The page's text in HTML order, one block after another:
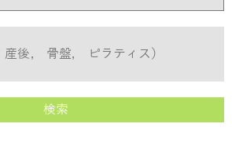
検索